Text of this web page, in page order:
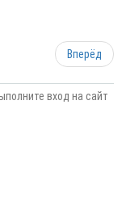
Вперёд
вход на сайт